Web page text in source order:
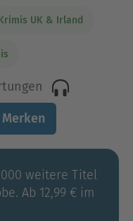
UK & Irland
Merken
weitere Titel
Ab 12,99 € im